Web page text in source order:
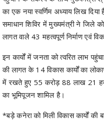
का एक नया स्वर्णिम अध्याय लिख
समाधान शिविर में मुख्यमंत्री ने
लागत वाले 43 महत्वपूर्ण निर्माण एवं
इन कार्यों में जनता को त्वरित लाभ
की लागत के 14 विकास कार्यों का
में रखते हुए 55 करोड़ 88 लाख 21
का भूमिपूजन शामिल है।
*बड़े कनेरा को मिली विकास कार्यों की